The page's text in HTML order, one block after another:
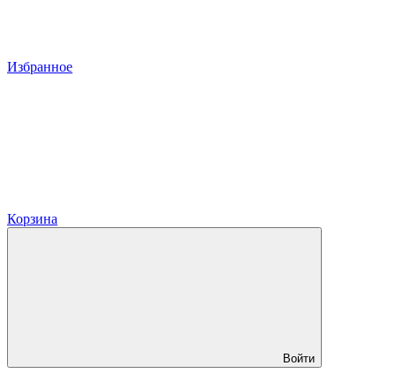
Избранное
Корзина
Войти